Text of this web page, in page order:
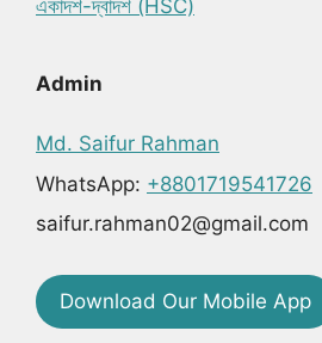
একাদশ-দ্বাদশ (HSC)
Admin
Md. Saifur Rahman
WhatsApp: +8801719541726
saifur.rahman02@gmail.com
Download Our Mobile App